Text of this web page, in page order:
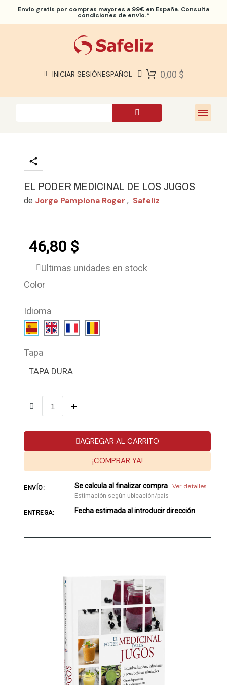
Envío gratis por compras mayores a 99€ en España. Consulta
condiciones de envío.*
INICIAR SESIÓNESPAÑOL 0,00 $
EL PODER MEDICINAL DE LOS JUGOS
de Jorge Pamplona Roger , Safeliz
46,80 $
Últimas unidades en stock
Color
Idioma
Tapa
TAPA DURA
AGREGAR AL CARRITO
¡COMPRAR YA!
ENVÍO: Se calcula al finalizar compra Ver detalles
Estimación según ubicación/país
ENTREGA: Fecha estimada al introducir dirección